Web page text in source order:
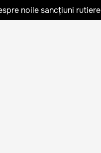
noile sancțiuni rutiere